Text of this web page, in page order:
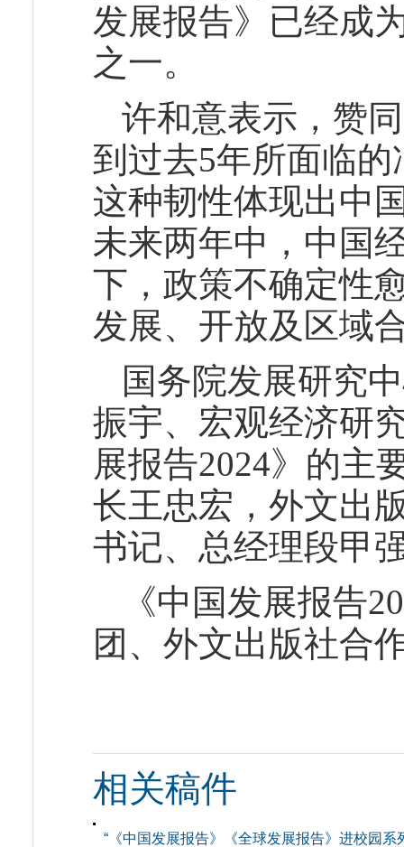
发展报告》已经成
之一。
许和意表示，赞
到过去5年所面临
这种韧性体现出中
未来两年中，中国
下，政策不确定性
发展、开放及区域
国务院发展研究
振宇、宏观经济研
展报告2024》的主
长王忠宏，外文出
书记、总经理段甲
《中国发展报告
团、外文出版社合
相关稿件
“《中国发展报告》《全球发展报告》进校园系